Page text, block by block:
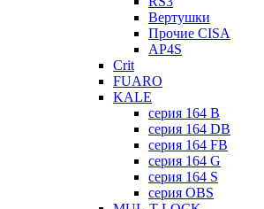
Вертушки
Прочие CISA
AP4S
Crit
FUARO
KALE
серия 164 B
серия 164 DB
серия 164 FB
серия 164 G
серия 164 S
серия OBS